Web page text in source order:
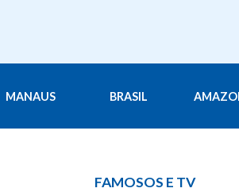
MANAUS BRASIL
FAMOSOS E TV